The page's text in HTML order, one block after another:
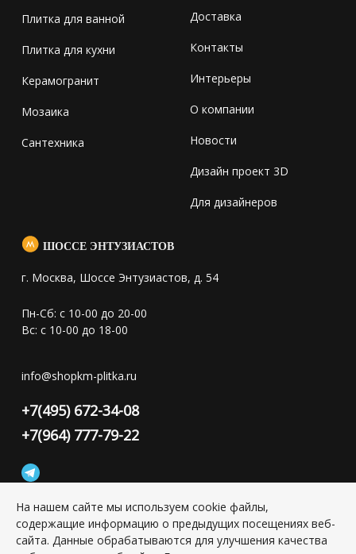
Плитка для ванной
Плитка для кухни
Керамогранит
Мозаика
Сантехника
Доставка
Контакты
Интерьеры
О компании
Новости
Дизайн проект 3D
Для дизайнеров
ШОССЕ ЭНТУЗИАСТОВ
г. Москва, Шоссе Энтузиастов, д. 54
Пн-Сб: с 10-00 до 20-00
Вс: с 10-00 до 18-00
info@shopkm-plitka.ru
+7(495) 672-34-08
+7(964) 777-79-22
Конфиденциальность персональной информации
На нашем сайте мы используем cookie файлы,
содержащие информацию о предыдущих посещениях веб-
сайта. Данные обрабатываются для улучшения качества